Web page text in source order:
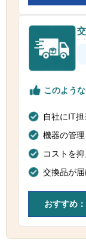
このよう
自社にIT
機器の管
コストを
交換品が
おすすめ